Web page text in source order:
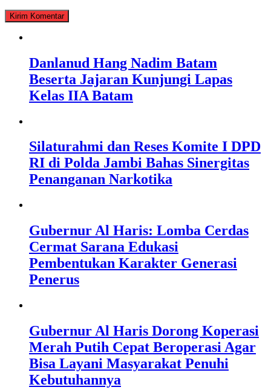
Danlanud Hang Nadim Batam
Beserta Jajaran Kunjungi Lapas
Kelas IIA Batam
Silaturahmi dan Reses Komite I DPD
RI di Polda Jambi Bahas Sinergitas
Penanganan Narkotika
Gubernur Al Haris: Lomba Cerdas
Cermat Sarana Edukasi
Pembentukan Karakter Generasi
Penerus
Gubernur Al Haris Dorong Koperasi
Merah Putih Cepat Beroperasi Agar
Bisa Layani Masyarakat Penuhi
Kebutuhannya